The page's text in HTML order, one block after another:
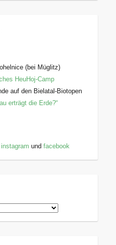
(bei Müglitz)
HeuHoj-Camp
auf den Bielatal-Biotopen
erträgt die Erde?“
instagram undfacebook